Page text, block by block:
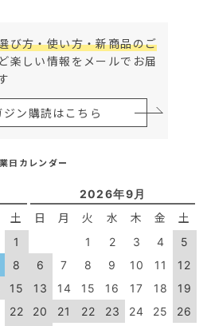
び方・使い方・新商品のご
楽しい情報をメールでお届
ジン購読はこちら
日カレンダー
土
1
8
15
22
2026年9月
日 月 火 水 木 金 土
1 2 3 4
5
6
7 8 9 10 11
12
13
14 15 16 17 18
19
20
21 22 23 24 25
26